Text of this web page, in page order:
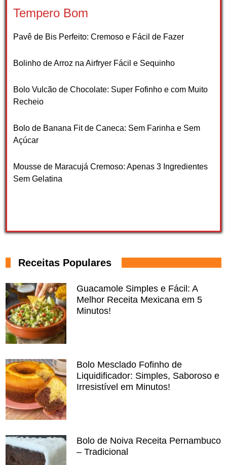
Tempero Bom
Pavê de Bis Perfeito: Cremoso e Fácil de Fazer
Bolinho de Arroz na Airfryer Fácil e Sequinho
Bolo Vulcão de Chocolate: Super Fofinho e com Muito
Recheio
Bolo de Banana Fit de Caneca: Sem Farinha e Sem
Açúcar
Mousse de Maracujá Cremoso: Apenas 3 Ingredientes
Sem Gelatina
Receitas Populares
Guacamole Simples e Fácil: A
Melhor Receita Mexicana em 5
Minutos!
Bolo Mesclado Fofinho de
Liquidificador: Simples, Saboroso e
Irresistível em Minutos!
Bolo de Noiva Receita Pernambuco
– Tradicional